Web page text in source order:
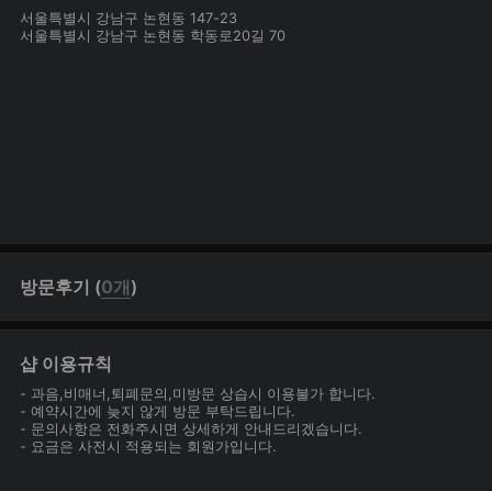
서울특별시 강남구 논현동 147-23
서울특별시 강남구 논현동 학동로20길 70
방문후기 (0개 )
샵 이용규칙
- 과음,비매너,퇴폐문의,미방문 상습시 이용불가 합니다.
- 예약시간에 늦지 않게 방문 부탁드립니다.
- 문의사항은 전화주시면 상세하게 안내드리겠습니다.
- 요금은 사전시 적용되는 회원가입니다.